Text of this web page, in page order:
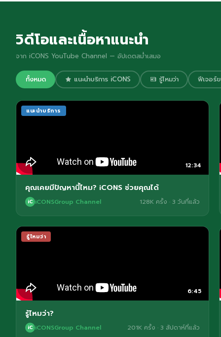
วิดีโอและเนื้อหาแนะนำ
จาก iCONS YouTube Channel — อัปเดตสม่ำเสมอ
ทั้งหมด แนะนำบริการ iCONS รู้ไหมว่า ฟีเจอร์
แนะนำบริการ
12:34
คุณเคยมีปัญหานี้ไหม? iCONS ช่วยคุณได้
iC iCONSGroup Channel 128K ครั้ง · 3 วันที่แล้ว
รู้ไหมว่า
6:45
รู้ไหมว่า?
iC iCONSGroup Channel 201K ครั้ง · 3 สัปดาห์ที่แล้ว